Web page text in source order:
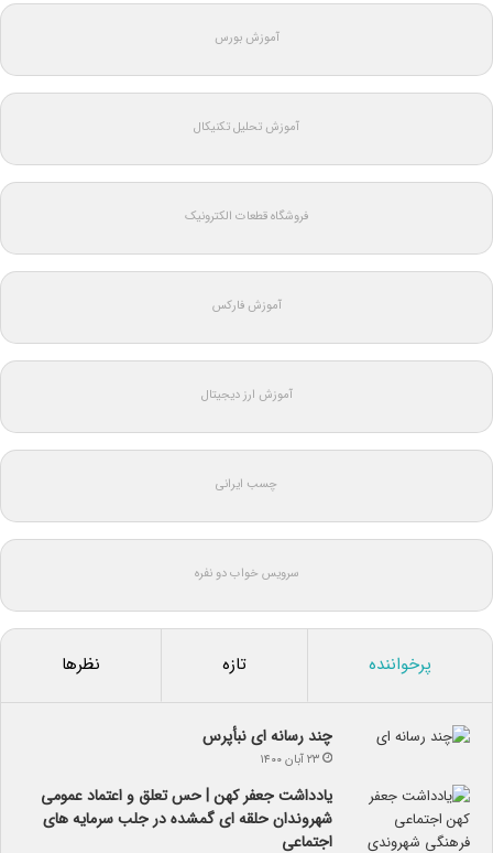
آموزش بورس
آموزش تحلیل تکنیکال
فروشگاه قطعات الکترونیک
آموزش فارکس
آموزش ارز دیجیتال
چسب ایرانی
سرویس خواب دو نفره
پرخواننده تازه نظرها
چند رسانه ای نبأپرس
۲۳ آبان ۱۴۰۰
یادداشت جعفر کهن | حس تعلق و اعتماد عمومی
شهروندان حلقه ای گمشده در جلب سرمایه های
اجتماعی